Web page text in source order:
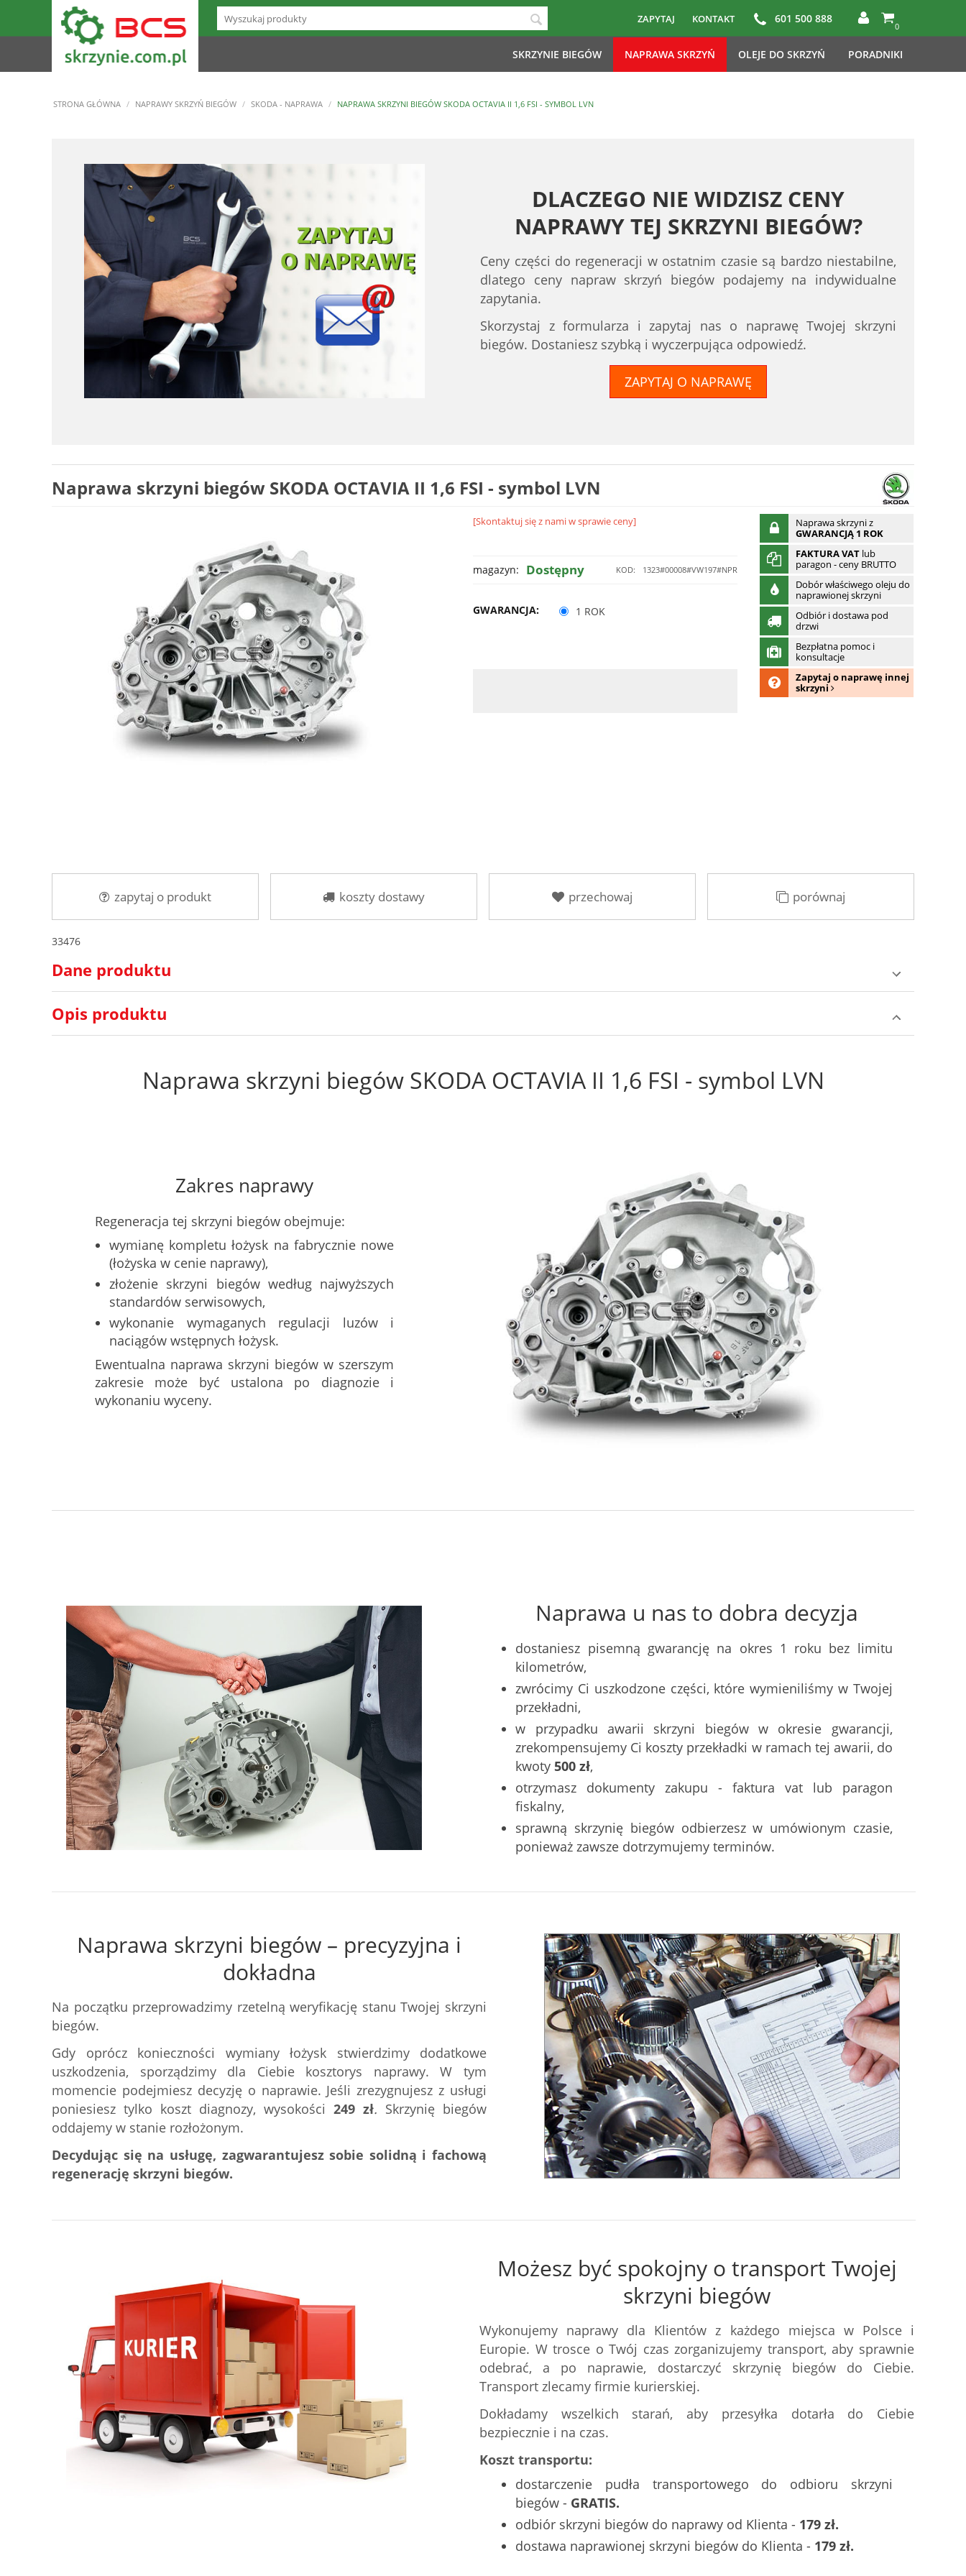
ZAPYTAJ KONTAKT 601 500 888
0
SKRZYNIE BIEGÓW NAPRAWA SKRZYŃ OLEJE DO SKRZYŃ PORADNIKI
STRONA GŁÓWNA / NAPRAWY SKRZYŃ BIEGÓW / SKODA - NAPRAWA / NAPRAWA SKRZYNI BIEGÓW SKODA OCTAVIA II 1,6 FSI - SYMBOL LVN
DLACZEGO NIE WIDZISZ CENY
NAPRAWY TEJ SKRZYNI BIEGÓW?
Ceny części do regeneracji w ostatnim czasie są bardzo niestabilne,
dlatego ceny napraw skrzyń biegów podajemy na indywidualne
zapytania.
Skorzystaj z formularza i zapytaj nas o naprawę Twojej skrzyni
biegów. Dostaniesz szybką i wyczerpująca odpowiedź.
ZAPYTAJ O NAPRAWĘ
Naprawa skrzyni biegów SKODA OCTAVIA II 1,6 FSI - symbol LVN
[Skontaktuj się z nami w sprawie ceny]
KOD: 1323#00008#VW197#NPR
magazyn: Dostępny
GWARANCJA: 1 ROK
Naprawa skrzyni z
GWARANCJĄ 1 ROK
FAKTURA VAT lub
paragon - ceny BRUTTO
Dobór właściwego oleju do
naprawionej skrzyni
Odbiór i dostawa pod
drzwi
Bezpłatna pomoc i
konsultacje
Zapytaj o naprawę innej
skrzyni
zapytaj o produkt koszty dostawy przechowaj porównaj
33476
Dane produktu
Opis produktu
Naprawa skrzyni biegów SKODA OCTAVIA II 1,6 FSI - symbol LVN
Zakres naprawy
Regeneracja tej skrzyni biegów obejmuje:
wymianę kompletu łożysk na fabrycznie nowe
(łożyska w cenie naprawy),
złożenie skrzyni biegów według najwyższych
standardów serwisowych,
wykonanie wymaganych regulacji luzów i
naciągów wstępnych łożysk.
Ewentualna naprawa skrzyni biegów w szerszym
zakresie może być ustalona po diagnozie i
wykonaniu wyceny.
Naprawa u nas to dobra decyzja
dostaniesz pisemną gwarancję na okres 1 roku bez limitu
kilometrów,
zwrócimy Ci uszkodzone części, które wymieniliśmy w Twojej
przekładni,
w przypadku awarii skrzyni biegów w okresie gwarancji,
zrekompensujemy Ci koszty przekładki w ramach tej awarii, do
kwoty500 zł,
otrzymasz dokumenty zakupu - faktura vat lub paragon
fiskalny,
sprawną skrzynię biegów odbierzesz w umówionym czasie,
ponieważ zawsze dotrzymujemy terminów.
Naprawa skrzyni biegów – precyzyjna i
dokładna
Na początku przeprowadzimy rzetelną weryfikację stanu Twojej skrzyni
biegów.
Gdy oprócz konieczności wymiany łożysk stwierdzimy dodatkowe
uszkodzenia, sporządzimy dla Ciebie kosztorys naprawy. W tym
momencie podejmiesz decyzję o naprawie. Jeśli zrezygnujesz z usługi
poniesiesz tylko koszt diagnozy, wysokości 249 zł. Skrzynię biegów
oddajemy w stanie rozłożonym.
Decydując się na usługę, zagwarantujesz sobie solidną i fachową
regenerację skrzyni biegów.
Możesz być spokojny o transport Twojej
skrzyni biegów
Wykonujemy naprawy dla Klientów z każdego miejsca w Polsce i
Europie. W trosce o Twój czas zorganizujemy transport, aby sprawnie
odebrać, a po naprawie, dostarczyć skrzynię biegów do Ciebie.
Transport zlecamy firmie kurierskiej.
Dokładamy wszelkich starań, aby przesyłka dotarła do Ciebie
bezpiecznie i na czas.
Koszt transportu:
dostarczenie pudła transportowego do odbioru skrzyni
biegów - GRATIS.
odbiór skrzyni biegów do naprawy od Klienta - 179 zł.
dostawa naprawionej skrzyni biegów do Klienta - 179 zł.